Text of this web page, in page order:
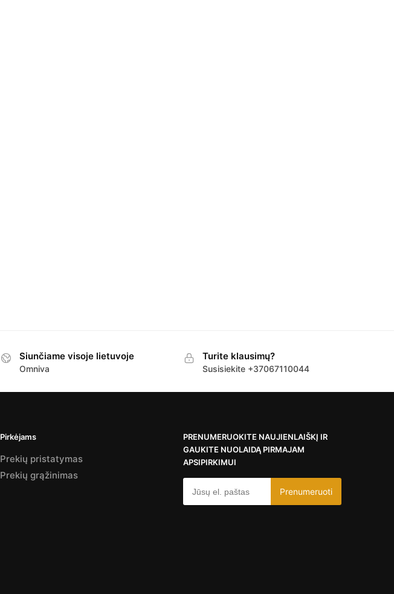
Siunčiame visoje lietuvoje
Omniva
Turite klausimų?
Susisiekite +37067110044
Pirkėjams
Prekių pristatymas
Prekių grąžinimas
PRENUMERUOKITE NAUJIENLAIŠKĮ IR
GAUKITE NUOLAIDĄ PIRMAJAM
APSIPIRKIMUI